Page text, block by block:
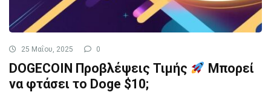
25 Μαΐου, 2025 0
DOGECOIN Προβλέψεις Τιμής
Μπορεί
να φτάσει το Doge $10;